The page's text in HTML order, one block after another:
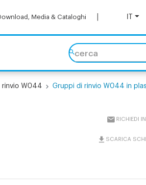
Media & Cataloghi
cerca
rinvio W044 Gruppi di rinvio W044 in
RICHIEDI
SCARICA